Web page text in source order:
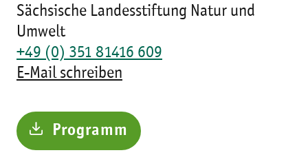
Sächsische Landesstiftung Natur und
Umwelt
+49 (0) 351 81416 609
E-Mail schreiben
Programm